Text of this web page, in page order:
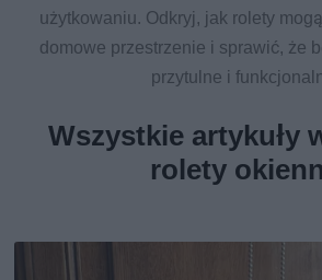
użytkowaniu. Odkryj, jak rolety
domowe przestrzenie i sprawić, że
przytulne i
Wszystkie artykuły
rolety